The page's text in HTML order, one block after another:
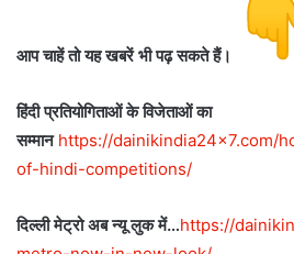
आप चाहें तो यह खबरें भी पढ़ सकते हैं।
हिंदी प्रतियोगिताओं के विजेताओं का
सम्मान https://dainikindia24x7.com/
of-hindi-competitions/
दिल्ली मेट्रो अब न्यू लुक में…https://